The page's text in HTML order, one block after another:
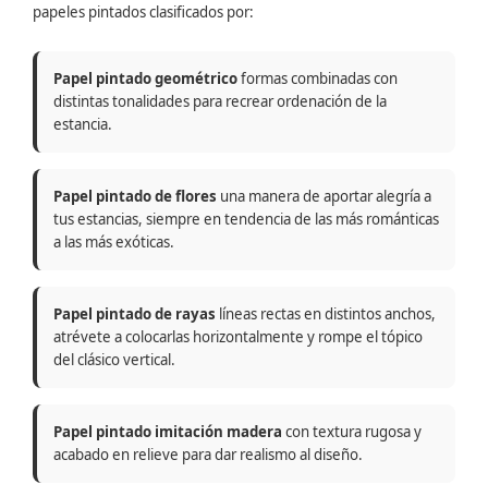
papeles pintados clasificados por:
Papel pintado geométricoformas combinadas con
distintas tonalidades para recrear ordenación de la
estancia.
Papel pintado de flores una manera de aportar alegría a
tus estancias, siempre en tendencia de las más románticas
a las más exóticas.
Papel pintado de rayas líneas rectas en distintos anchos,
atrévete a colocarlas horizontalmente y rompe el tópico
del clásico vertical.
Papel pintado imitación madera con textura rugosa y
acabado en relieve para dar realismo al diseño.